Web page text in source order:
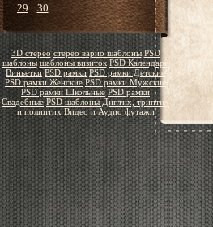
29
30
3D стерео стерео варио шаблоны PSD
шаблоны шаблоны визиток PSD Календари
Виньетки PSD рамки PSD рамки Детские
PSD рамки Женские PSD рамки Мужские
PSD рамки Школьные PSD рамки
Свадебные PSD шаблоны Диптих, триптих
и полиптих Видео и Аудио футажи